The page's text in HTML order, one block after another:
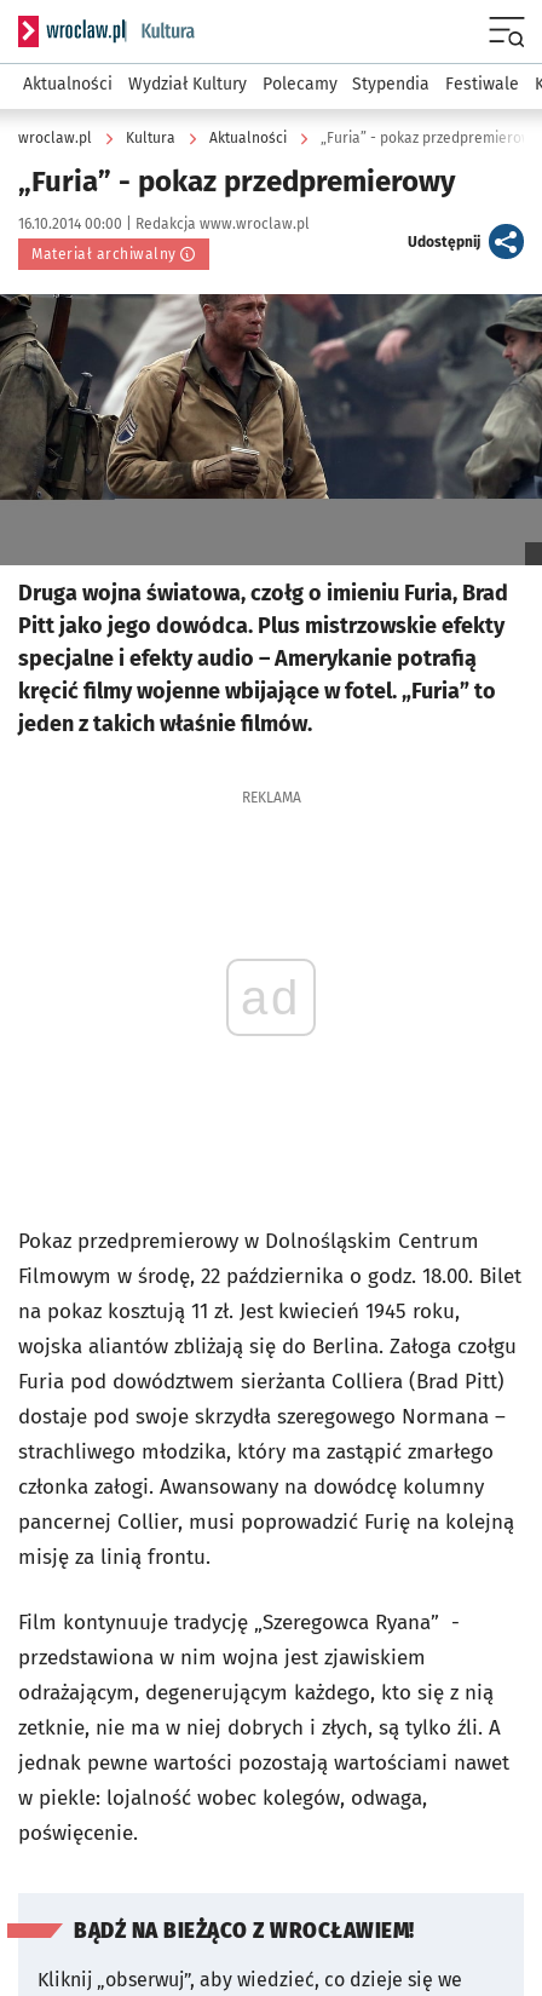
Serwis informacyjny wroclaw.pl podserwis: Kultura
Aktualności Wydział Kultury Polecamy Stypendia Festiwale
wroclaw.pl Kultura Aktualności „Furia” - pokaz przedpremierowy
„Furia” - pokaz przedpremierowy
Data publikacji:
16.10.2014 00:00 | Autor:
Redakcja www.wroclaw.pl
Materiał archiwalny
Udostępnijartykuł
Kliknij, aby powiększyć
Druga wojna światowa, czołg o imieniu Furia, Brad
Pitt jako jego dowódca. Plus mistrzowskie efekty
specjalne i efekty audio – Amerykanie potrafią
kręcić filmy wojenne wbijające w fotel. „Furia” to
jeden z takich właśnie filmów.
REKLAMA
ad
Pokaz przedpremierowy w Dolnośląskim Centrum
Filmowym w środę, 22 października o godz. 18.00. Bilet
na pokaz kosztują 11 zł. Jest kwiecień 1945 roku,
wojska aliantów zbliżają się do Berlina. Załoga czołgu
Furia pod dowództwem sierżanta Colliera (Brad Pitt)
dostaje pod swoje skrzydła szeregowego Normana –
strachliwego młodzika, który ma zastąpić zmarłego
członka załogi. Awansowany na dowódcę kolumny
pancernej Collier, musi poprowadzić Furię na kolejną
misję za linią frontu.
Film kontynuuje tradycję „Szeregowca Ryana” -
przedstawiona w nim wojna jest zjawiskiem
odrażającym, degenerującym każdego, kto się z nią
zetknie, nie ma w niej dobrych i złych, są tylko źli. A
jednak pewne wartości pozostają wartościami nawet
w piekle: lojalność wobec kolegów, odwaga,
poświęcenie.
BĄDŹ NA BIEŻĄCO Z WROCŁAWIEM!
Kliknij „obserwuj”, aby wiedzieć, co dzieje się we